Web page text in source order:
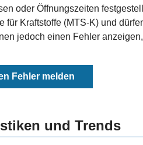
oder Öffnungszeiten
für Kraftstoffe (MTS-K) und
jedoch einen Fehler
Fehler melden
und Trends